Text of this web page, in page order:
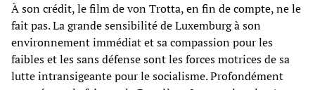
À son crédit, le film de von Trotta, en fin de compte, ne le
fait pas. La grande sensibilité de Luxemburg à son
environnement immédiat et sa compassion pour les
faibles et les sans défense sont les forces motrices de sa
lutte intransigeante pour le socialisme. Profondément